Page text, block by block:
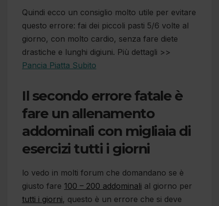
Quindi ecco un consiglio molto utile per evitare
questo errore: fai dei piccoli pasti 5/6 volte al
giorno, con molto cardio, senza fare diete
drastiche e lunghi digiuni. Più dettagli >>
Pancia Piatta Subito
Il secondo errore fatale è
fare un allenamento
addominali con migliaia di
esercizi tutti i giorni
lo vedo in molti forum che domandano se è
giusto fare 100 – 200 addominali al giorno per
tutti i giorni, questo è un errore che si deve